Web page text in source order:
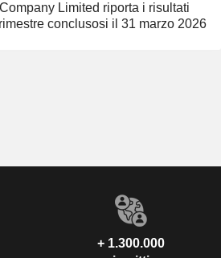
Limited riporta i risultati
conclusosi il 31 marzo 2026
+ 1.300.000